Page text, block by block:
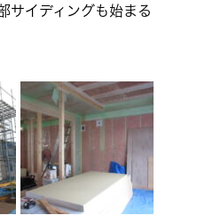
サイディングも始まる